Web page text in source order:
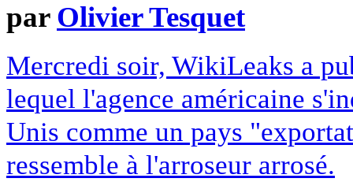
par Olivier Tesquet
Mercredi soir, WikiLeaks a
lequel l'agence américaine
Unis comme un pays
ressemble à l'arroseur arrosé.